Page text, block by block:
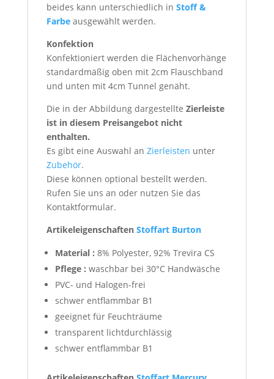
beides kann unterschiedlich in Stoff &
Farbeausgewählt werden.
Konfektion
Konfektioniert werden die Flächenvorhänge
standardmäßig oben mit 2cm Flauschband
und unten mit 4cm Tunnel genäht.
Die in der Abbildung dargestellte Zierleiste
ist in diesem Preisangebot nicht
enthalten.
Es gibt eine Auswahl an Zierleisten unter
Zubehör.
Diese können optional bestellt werden.
Rufen Sie uns an oder nutzen Sie das
Kontaktformular.
Artikeleigenschaften Stoffart Burton
Material : 8% Polyester, 92% Trevira CS
Pflege : waschbar bei 30°C Handwäsche
PVC- und Halogen-frei
schwer entflammbar B1
geeignet für Feuchträume
transparent lichtdurchlässig
schwer entflammbar B1